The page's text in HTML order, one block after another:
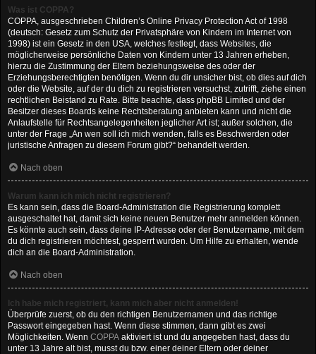
Was ist COPPA?
COPPA, ausgeschrieben Children’s Online Privacy Protection Act of 1998
(deutsch: Gesetz zum Schutz der Privatsphäre von Kindern im Internet von
1998) ist ein Gesetz in den USA, welches festlegt, dass Websites, die
möglicherweise persönliche Daten von Kindern unter 13 Jahren erheben,
hierzu die Zustimmung der Eltern beziehungsweise des oder der
Erziehungsberechtigten benötigen. Wenn du dir unsicher bist, ob dies auf dich
oder die Website, auf der du dich zu registrieren versuchst, zutrifft, ziehe einen
rechtlichen Beistand zu Rate. Bitte beachte, dass phpBB Limited und der
Besitzer dieses Boards keine Rechtsberatung anbieten kann und nicht die
Anlaufstelle für Rechtsangelegenheiten jeglicher Art ist; außer solchen, die
unter der Frage „An wen soll ich mich wenden, falls es Beschwerden oder
juristische Anfragen zu diesem Forum gibt?“ behandelt werden.
Nach oben
Warum kann ich mich nicht registrieren?
Es kann sein, dass die Board-Administration die Registrierung komplett
ausgeschaltet hat, damit sich keine neuen Benutzer mehr anmelden können.
Es könnte auch sein, dass deine IP-Adresse oder der Benutzername, mit dem
du dich registrieren möchtest, gesperrt wurden. Um Hilfe zu erhalten, wende
dich an die Board-Administration.
Nach oben
Ich habe mich registriert, kann mich aber nicht anmelden!
Überprüfe zuerst, ob du den richtigen Benutzernamen und das richtige
Passwort eingegeben hast. Wenn diese stimmen, dann gibt es zwei
Möglichkeiten. Wenn COPPA aktiviert ist und du angegeben hast, dass du
unter 13 Jahre alt bist, musst du bzw. einer deiner Eltern oder deiner